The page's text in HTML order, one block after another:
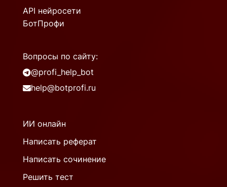
API нейросети
БотПрофи
Вопросы по сайту:
@profi_help_bot
help@botprofi.ru
ИИ онлайн
Написать реферат
Написать сочинение
Решить тест